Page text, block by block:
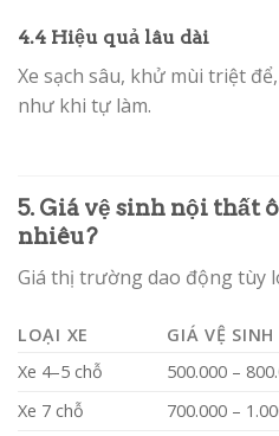
4.4 Hiệu quả lâu dài
Xe sạch sâu, khử mùi triệt
như khi tự làm.
5. Giá vệ sinh nội thất
nhiêu?
Giá thị trường dao động tùy
LOẠI XE
GIÁ VỆ
Xe 4–5 chỗ
500.000 –
Xe 7 chỗ
700.000 –